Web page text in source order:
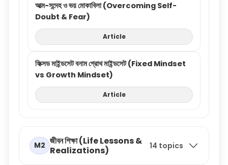
আত্ম-সন্দেহ ও ভয় মোকাবিলা (Overcoming Self-
Doubt & Fear)
Article
ফিক্সড মাইন্ডসেট বনাম গ্রোথ মাইন্ডসেট (Fixed Mindset
vs Growth Mindset)
Article
M2 জীবন শিক্ষা (Life Lessons &
Realizations)
14 topics